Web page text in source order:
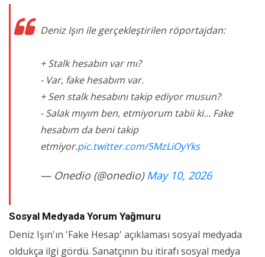
Deniz Işın ile gerçekleştirilen röportajdan:
+ Stalk hesabın var mı?
- Var, fake hesabım var.
+ Sen stalk hesabını takip ediyor musun?
- Salak mıyım ben, etmiyorum tabii ki… Fake
hesabım da beni takip
etmiyor.pic.twitter.com/5MzLiOyYks
— Onedio (@onedio)May 10, 2026
Sosyal Medyada Yorum Yağmuru
Deniz Işın'ın 'Fake Hesap' açıklaması sosyal medyada
oldukça ilgi gördü. Sanatçının bu itirafı sosyal medya